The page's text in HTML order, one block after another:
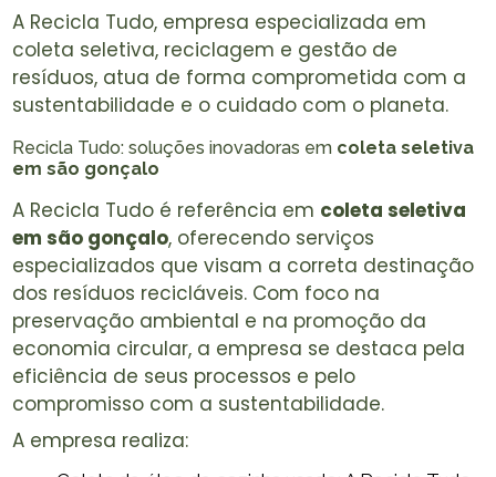
A Recicla Tudo, empresa especializada em
coleta seletiva, reciclagem e gestão de
resíduos, atua de forma comprometida com a
sustentabilidade e o cuidado com o planeta.
Recicla Tudo: soluções inovadoras em coleta seletiva
em são gonçalo
A Recicla Tudo é referência em coleta seletiva
em são gonçalo, oferecendo serviços
especializados que visam a correta destinação
dos resíduos recicláveis. Com foco na
preservação ambiental e na promoção da
economia circular, a empresa se destaca pela
eficiência de seus processos e pelo
compromisso com a sustentabilidade.
A empresa realiza: